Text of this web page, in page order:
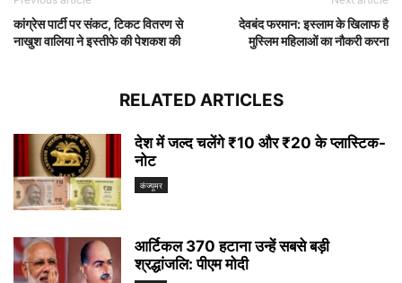
कांग्रेस पार्टी पर संकट, टिकट वितरण से
नाखुश वालिया ने इस्तीफे की पेशकश की
देवबंद फरमान: इस्लाम के खिलाफ है
मुस्लिम महिलाओं का नौकरी करना
RELATED ARTICLES
देश में जल्द चलेंगे ₹10 और ₹20 के प्लास्टिक-
नोट
कंज्यूमर
आर्टिकल 370 हटाना उन्हें सबसे बड़ी
श्रद्धांजलि: पीएम मोदी